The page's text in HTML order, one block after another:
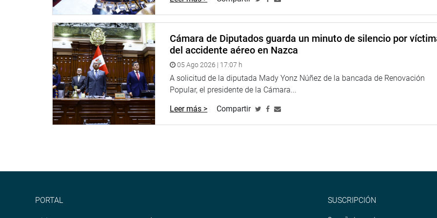
Twitter:https://goo.gl/iMywRR
YouTube:https://goo.gl/VBXBNk
Radio:goo.gl/hMwTg1
fotografia.congreso.gob.pe
Cámara de Diputados guarda un minuto de silencio por
del accidente aéreo en Nazca
05 Ago 2026 | 17:07 h
A solicitud de la diputada Mady Yonz Núñez de la bancada de Renovación
Popular, el presidente de la Cámara...
Leer más > Compartir
PORTAL SUSCRIPCIÓN